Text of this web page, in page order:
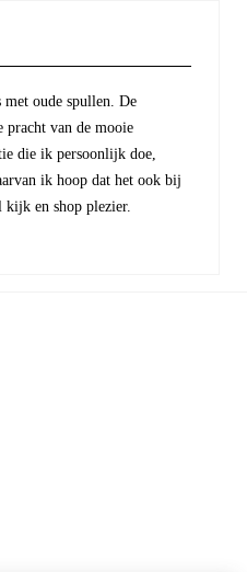
oude spullen. De
pracht van de mooie
die ik persoonlijk doe,
ik hoop dat het ook bij
kijk en shop plezier.